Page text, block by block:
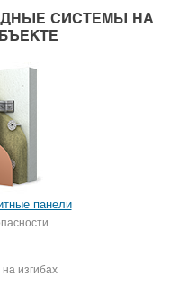
СИСТЕМЫ НА
панели
изгибах